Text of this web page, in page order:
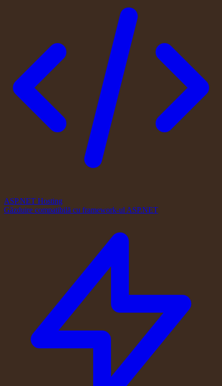
ASP.NET Hosting
Găzduire compatibilă cu framework-ul ASP.NET